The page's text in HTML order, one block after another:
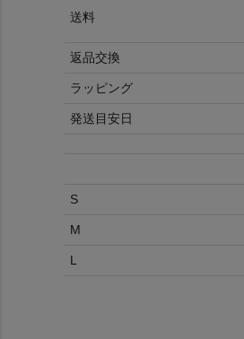
送料
返品交換
ラッピング
発送目安日
S
M
L